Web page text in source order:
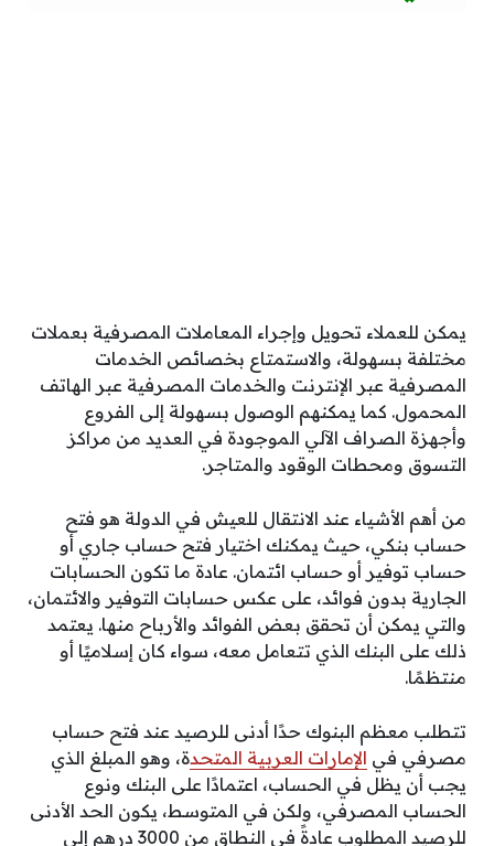
يمكن للعملاء تحويل وإجراء المعاملات المصرفية بعملات
مختلفة بسهولة، والاستمتاع بخصائص الخدمات
المصرفية عبر الإنترنت والخدمات المصرفية عبر الهاتف
المحمول. كما يمكنهم الوصول بسهولة إلى الفروع
وأجهزة الصراف الآلي الموجودة في العديد من مراكز
التسوق ومحطات الوقود والمتاجر.
من أهم الأشياء عند الانتقال للعيش في الدولة هو فتح
حساب بنكي، حيث يمكنك اختيار فتح حساب جاري أو
حساب توفير أو حساب ائتمان. عادة ما تكون الحسابات
الجارية بدون فوائد، على عكس حسابات التوفير والائتمان،
والتي يمكن أن تحقق بعض الفوائد والأرباح منها. يعتمد
ذلك على البنك الذي تتعامل معه، سواء كان إسلاميًا أو
منتظمًا.
تتطلب معظم البنوك حدًا أدنى للرصيد عند فتح حساب
مصرفي في الإمارات العربية المتحدة، وهو المبلغ الذي
يجب أن يظل في الحساب، اعتمادًا على البنك ونوع
الحساب المصرفي، ولكن في المتوسط، يكون الحد الأدنى
للرصيد المطلوب عادةً في النطاق من 3000 درهم إلى